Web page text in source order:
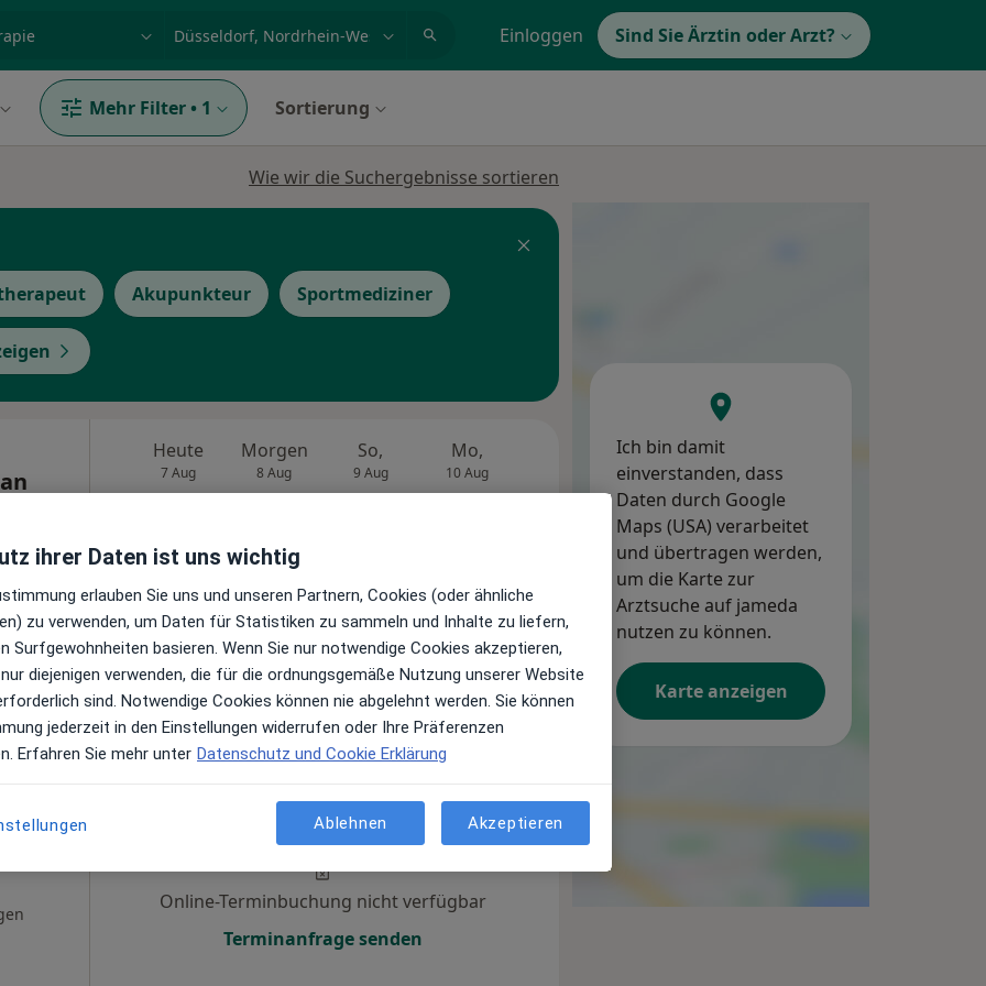
Einloggen Sind Sie Ärztin oder Arzt?
Mehr Filter • 1 Sortierung
Wie wir die Suchergebnisse sortieren
Akupunkteur Sportmediziner
·
DOC Düsseldorfer Orthopaedicum Dres. Ingo Pfeiffer und Maximilian Lederer
Heute
7 Aug
Morgen
8 Aug
So,
9 Aug
Mo,
10 Aug
Mi,
12 Aug 13 Aug
Online-Terminbuchung nicht verfügbar
Terminanfrage senden
Morgen So,
9 Aug
Mo,
10 Aug
Di,
11 Aug
Online-Terminbuchung nicht verfügbar
Terminanfrage senden
Ich bin damit
einverstanden, dass
Daten durch Google
Maps (USA) verarbeitet
und übertragen werden,
um die Karte zur
Arztsuche auf jameda
nutzen zu können.
Karte anzeigen
ihrer Daten ist uns wichtig
erlauben Sie uns und unseren Partnern, Cookies (oder ähnliche
zu verwenden, um Daten für Statistiken zu sammeln und Inhalte zu liefern,
Surfgewohnheiten basieren. Wenn Sie nur notwendige Cookies akzeptieren,
diejenigen verwenden, die für die ordnungsgemäße Nutzung unserer Website
sind. Notwendige Cookies können nie abgelehnt werden. Sie können
jederzeit in den Einstellungen widerrufen oder Ihre Präferenzen
Erfahren Sie mehr unter Datenschutz und Cookie Erklärung
Ablehnen Akzeptieren